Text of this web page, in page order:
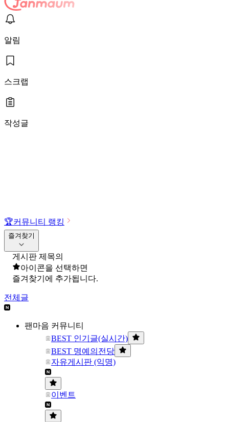
알림
스크랩
작성글
🏆커뮤니티 랭킹
즐겨찾기
게시판 제목의
아이콘을 선택하면
즐겨찾기에 추가됩니다.
전체글
팬마음 커뮤니티
BEST 인기글(실시간)
BEST 명예의전당
자유게시판 (익명)
이벤트